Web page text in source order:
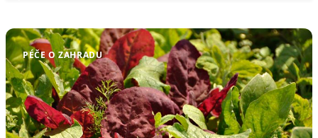
PÉČE O ZAHRADU